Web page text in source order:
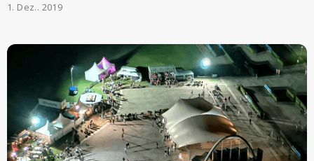
1. Dez.. 2019